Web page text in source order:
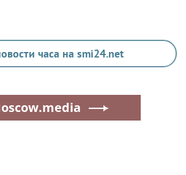
часа на smi24.net